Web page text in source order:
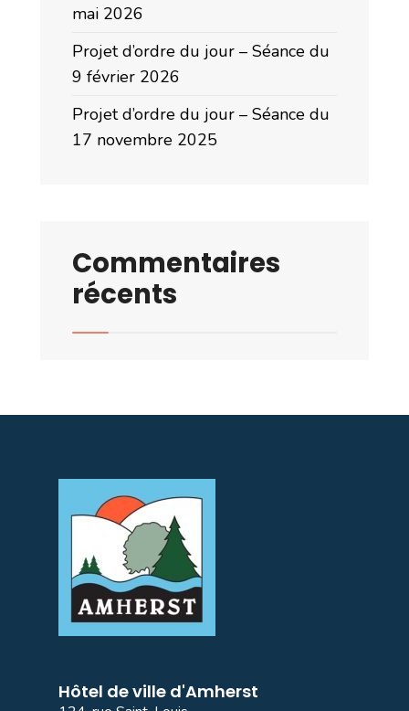
mai 2026
Projet d’ordre du jour – Séance du
9 février 2026
Projet d’ordre du jour – Séance du
17 novembre 2025
Commentaires
récents
Hôtel de ville d'Amherst